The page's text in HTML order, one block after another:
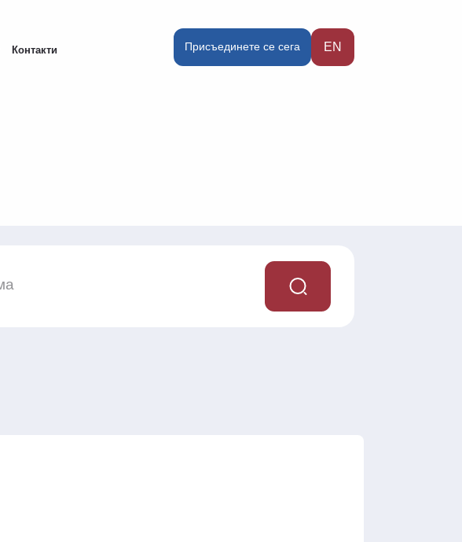
Контакти Присъединете се сега EN